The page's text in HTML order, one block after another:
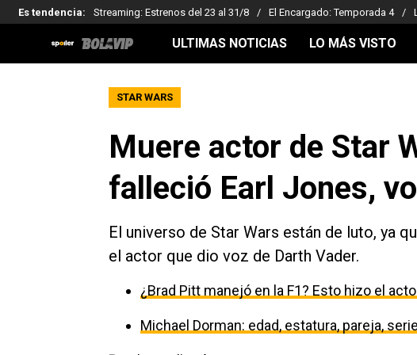
Es tendencia: Streaming: Estrenos del 23 al 31/8 El Encargado: Temporada 4
ULTIMAS NOTICIAS LO MÁS VISTO
STAR WARS
Muere actor de Star
falleció Earl Jones,
El universo de Star Wars están de luto, ya
el actor que dio voz de Darth Vader.
¿Brad Pitt manejó en la F1? Esto hizo el
Michael Dorman: edad, estatura, pareja,